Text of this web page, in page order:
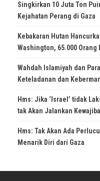
Singkirkan 10 Juta Ton
Kejahatan Perang di Gaza
Kebakaran Hutan
Washington, 65.000 Orang
Wahdah Islamiyah dan
Keteladanan dan
Hms: Jika ‘Israel’ tidak
tak Akan Jalankan
Hms: Tak Akan Ada
Menarik Diri dari Gaza